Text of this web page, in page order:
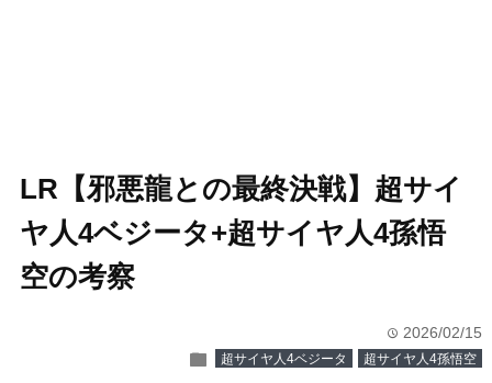
LR【邪悪龍との最終決戦】超サイ
ヤ人4ベジータ+超サイヤ人4孫悟
空の考察
time 2026/02/15
folder 超サイヤ人4ベジータ 超サイヤ人4孫悟空